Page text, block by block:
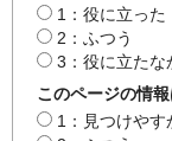
1：役に立った
2：ふつう
3：役に立たな
このページの情
1：見つけやす